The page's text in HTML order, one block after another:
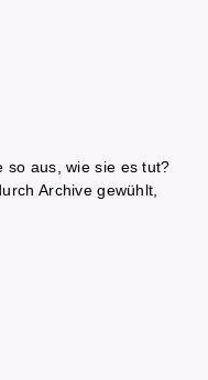
so aus, wie sie es tut?
Archive gewühlt,